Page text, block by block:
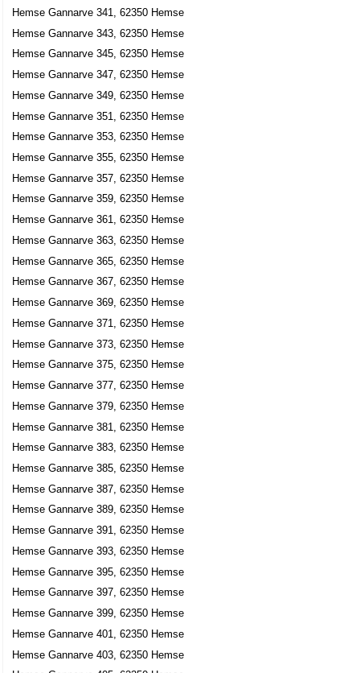
Hemse Gannarve 341, 62350 Hemse
Hemse Gannarve 343, 62350 Hemse
Hemse Gannarve 345, 62350 Hemse
Hemse Gannarve 347, 62350 Hemse
Hemse Gannarve 349, 62350 Hemse
Hemse Gannarve 351, 62350 Hemse
Hemse Gannarve 353, 62350 Hemse
Hemse Gannarve 355, 62350 Hemse
Hemse Gannarve 357, 62350 Hemse
Hemse Gannarve 359, 62350 Hemse
Hemse Gannarve 361, 62350 Hemse
Hemse Gannarve 363, 62350 Hemse
Hemse Gannarve 365, 62350 Hemse
Hemse Gannarve 367, 62350 Hemse
Hemse Gannarve 369, 62350 Hemse
Hemse Gannarve 371, 62350 Hemse
Hemse Gannarve 373, 62350 Hemse
Hemse Gannarve 375, 62350 Hemse
Hemse Gannarve 377, 62350 Hemse
Hemse Gannarve 379, 62350 Hemse
Hemse Gannarve 381, 62350 Hemse
Hemse Gannarve 383, 62350 Hemse
Hemse Gannarve 385, 62350 Hemse
Hemse Gannarve 387, 62350 Hemse
Hemse Gannarve 389, 62350 Hemse
Hemse Gannarve 391, 62350 Hemse
Hemse Gannarve 393, 62350 Hemse
Hemse Gannarve 395, 62350 Hemse
Hemse Gannarve 397, 62350 Hemse
Hemse Gannarve 399, 62350 Hemse
Hemse Gannarve 401, 62350 Hemse
Hemse Gannarve 403, 62350 Hemse